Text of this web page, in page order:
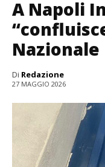
A Napoli
Nazionale
Di Redazione
27 MAGGIO 2026